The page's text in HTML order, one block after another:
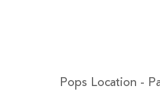
Pops Location -